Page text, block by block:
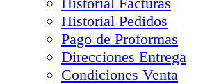
Historial Pedidos
Pago de Proformas
Direcciones Entrega
Condiciones Venta